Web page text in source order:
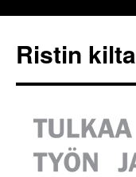
Ristin kilta